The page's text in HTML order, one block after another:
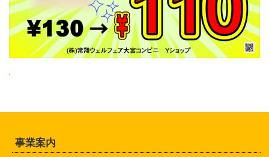
事業案内